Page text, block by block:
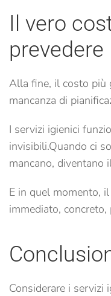
Il vero
prevedere
Alla fine, il costo più
mancanza di
I servizi igienici
invisibili.Quando ci
mancano, diventano
E in quel momento,
immediato, concreto,
Considerare i servizi